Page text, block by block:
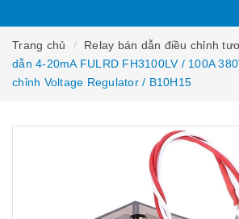
Trang chủ Relay bán dẫn điều chỉnh
dẫn 4-20mA FULRD FH3100LV / 100A
chỉnh Voltage Regulator / B10H15